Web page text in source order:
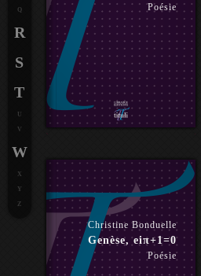
Poésie
Christine Bonduelle
Genèse, eiπ+1=0
Poésie
Q
R
S
T
U
V
W
X
Y
Z